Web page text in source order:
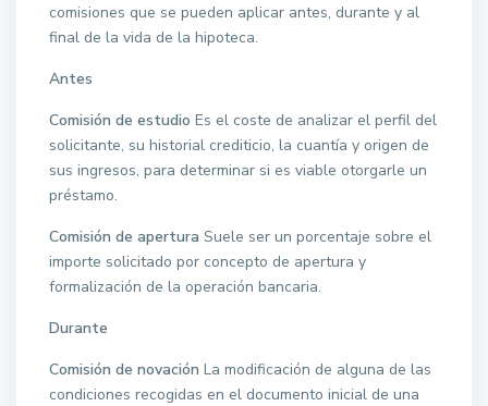
comisiones que se pueden aplicar antes, durante y al
final de la vida de la hipoteca.
Antes
Comisión de estudio Es el coste de analizar el perfil del
solicitante, su historial crediticio, la cuantía y origen de
sus ingresos, para determinar si es viable otorgarle un
préstamo.
Comisión de apertura Suele ser un porcentaje sobre el
importe solicitado por concepto de apertura y
formalización de la operación bancaria.
Durante
Comisión de novación La modificación de alguna de las
condiciones recogidas en el documento inicial de una